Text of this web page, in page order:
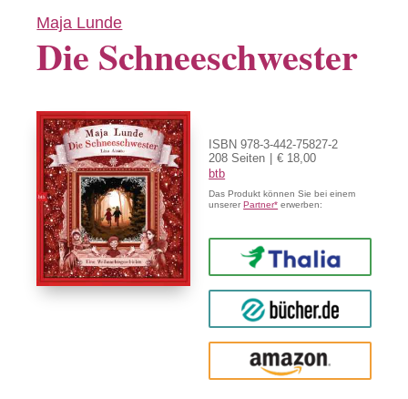
Maja Lunde
Die Schneeschwester
ISBN 978-3-442-75827-2
208 Seiten
€ 18,00
btb
Das Produkt können Sie bei einem
unsererPartner* erwerben:
Thalia
buecher.de
Amazon